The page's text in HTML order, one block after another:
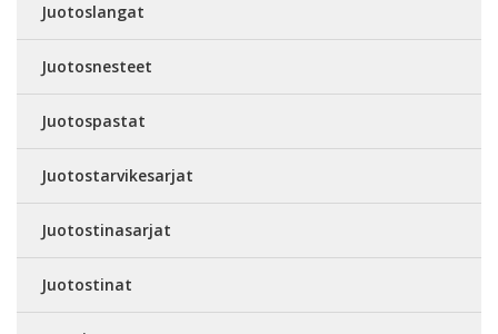
Juotoslangat
Juotosnesteet
Juotospastat
Juotostarvikesarjat
Juotostinasarjat
Juotostinat